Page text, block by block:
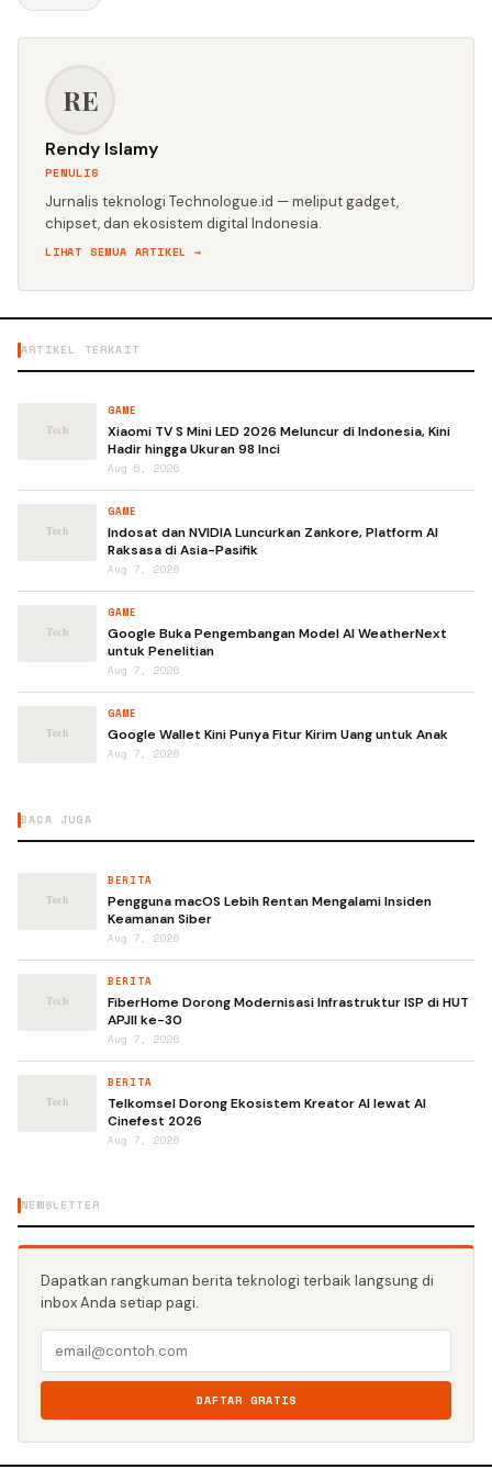
RE
Rendy Islamy
PENULIS
Jurnalis teknologi Technologue.id — meliput gadget,
chipset, dan ekosistem digital Indonesia.
LIHAT SEMUA ARTIKEL →
ARTIKEL TERKAIT
GAME
Xiaomi TV S Mini LED 2026 Meluncur di Indonesia, Kini
Hadir hingga Ukuran 98 Inci
Aug 6, 2026
GAME
Indosat dan NVIDIA Luncurkan Zankore, Platform AI
Raksasa di Asia-Pasifik
Aug 7, 2026
GAME
Google Buka Pengembangan Model AI WeatherNext
untuk Penelitian
Aug 7, 2026
GAME
Google Wallet Kini Punya Fitur Kirim Uang untuk Anak
Aug 7, 2026
BACA JUGA
BERITA
Pengguna macOS Lebih Rentan Mengalami Insiden
Keamanan Siber
Aug 7, 2026
BERITA
FiberHome Dorong Modernisasi Infrastruktur ISP di HUT
APJII ke-30
Aug 7, 2026
BERITA
Telkomsel Dorong Ekosistem Kreator AI lewat AI
Cinefest 2026
Aug 7, 2026
NEWSLETTER
Dapatkan rangkuman berita teknologi terbaik langsung di
inbox Anda setiap pagi.
DAFTAR GRATIS